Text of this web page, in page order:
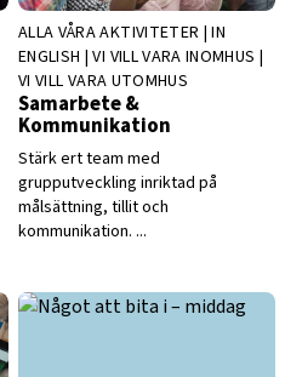
ALLA VÅRA AKTIVITETER | IN
ENGLISH | VI VILL VARA INOMHUS |
VI VILL VARA UTOMHUS
Samarbete &
Kommunikation
Stärk ert team med
grupputveckling inriktad på
målsättning, tillit och
kommunikation. ...